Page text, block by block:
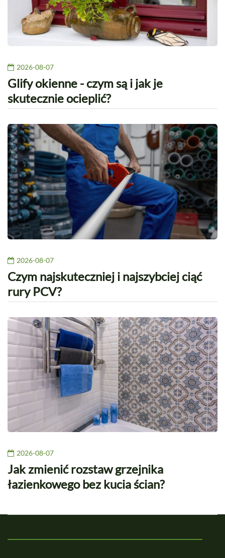
2026-08-07
Glify okienne - czym są i jak je
skutecznie ocieplić?
2026-08-07
Czym najskuteczniej i najszybciej ciąć
rury PCV?
2026-08-07
Jak zmienić rozstaw grzejnika
łazienkowego bez kucia ścian?